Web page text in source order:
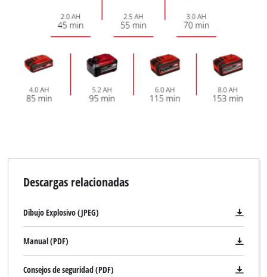
Descargas relacionadas
Dibujo Explosivo (JPEG)
Manual (PDF)
Consejos de seguridad (PDF)